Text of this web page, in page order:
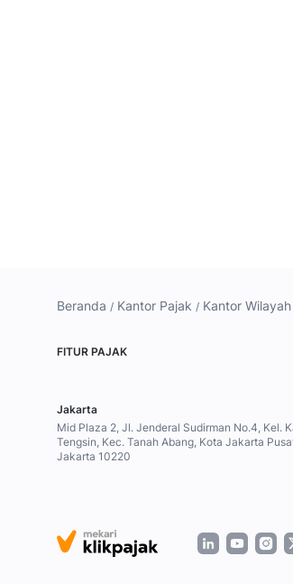
Beranda Kantor Pajak Kantor
FITUR PAJAK
Jakarta
Mid Plaza 2, Jl. Jenderal Sudirman No.4, Kel.
Tengsin, Kec. Tanah Abang, Kota Jakarta
Jakarta 10220